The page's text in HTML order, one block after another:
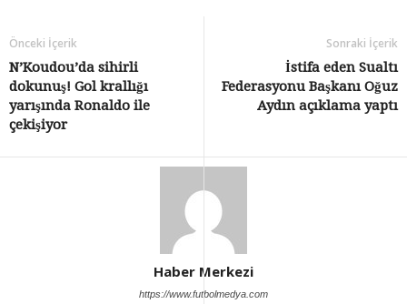
Önceki İçerik
N’Koudou’da sihirli
dokunuş! Gol krallığı
yarışında Ronaldo ile
çekişiyor
Sonraki İçerik
İstifa eden Sualtı
Federasyonu Başkanı Oğuz
Aydın açıklama yaptı
Haber Merkezi
https://www.futbolmedya.com